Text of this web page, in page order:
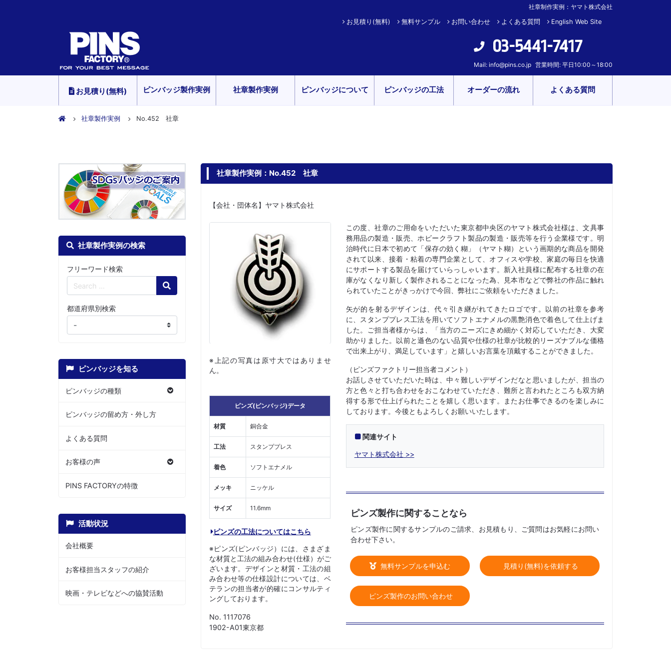
社章制作実例：ヤマト株式会社
お見積り(無料) 無料サンプル お問い合わせ よくある質問 English Web Site
03-5441-7417
Mail: info@pins.co.jp 営業時間: 平日10:00～18:00
お見積り(無料) ピンバッジ製作実例 社章製作実例 ピンバッジについて ピンバッジの工法 オーダーの流れ よくある質問
社章製作実例 No.452 社章
社章製作実例の検索
フリーワード検索
Search
都道府県別検索
ピンバッジを知る
ピンバッジの種類
ピンバッジの留め方・外し方
よくある質問
お客様の声
PINS FACTORYの特徴
活動状況
会社概要
お客様担当スタッフの紹介
映画・テレビなどへの協賛活動
社章製作実例：No.452 社章
【会社・団体名】ヤマト株式会社
※上記の写真は原寸大ではありませ
ん。
ピンズ(ピンバッジ)データ
材質 銅合金
工法 スタンププレス
着色 ソフトエナメル
メッキ ニッケル
サイズ 11.6mm
ピンズの工法についてはこちら
※ピンズ(ピンバッジ）には、さまざま
な材質と工法の組み合わせ(仕様）がご
ざいます。デザインと材質・工法の組
み合わせ等の仕様設計については、ベ
テランの担当者が的確にコンサルティ
ングしております。
No. 1117076
1902-A01東京都
この度、社章のご用命をいただいた東京都中央区のヤマト株式会社様は、文具事
務用品の製造・販売、ホビークラフト製品の製造・販売等を行う企業様です。明
治時代に日本で初めて「保存の効く糊」（ヤマト糊）という画期的な商品を開発
されて以来、接着・粘着の専門企業として、オフィスや学校、家庭の毎日を快適
にサポートする製品を届けていらっしゃいます。新入社員様に配布する社章の在
庫がなくなり新しく製作されることになった為、見本市などで弊社の作品に触れ
られていたことがきっかけで今回、弊社にご依頼をいただきました。
矢が的を射るデザインは、代々引き継がれてきたロゴです。以前の社章を参考
に、スタンププレス工法を用いてソフトエナメルの黒艶消色で着色して仕上げま
した。ご担当者様からは、「当方のニーズにきめ細かく対応していただき、大変
助かりました。以前と遜色のない品質や仕様の社章が比較的リーズナブルな価格
で出来上がり、満足しています」と嬉しいお言葉を頂戴することができました。
（ピンズファクトリー担当者コメント）
お話しさせていただいた時は、中々難しいデザインだなと思いましたが、担当の
方と色々と打ち合わせをおこなわせていただき、難所と言われたところも双方納
得する形で仕上げられたことを嬉しく思います。またお仕事できるのを楽しみに
しております。今後ともよろしくお願いいたします。
関連サイト
ヤマト株式会社
ピンズ製作に関することなら
ピンズ製作に関するサンプルのご請求、お見積もり、ご質問はお気軽にお問い
合わせ下さい。
無料サンプルを申込む 見積り(無料)を依頼する
ピンズ製作のお問い合わせ